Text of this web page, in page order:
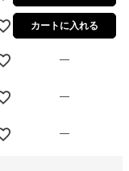
カートに入れる
—
—
—